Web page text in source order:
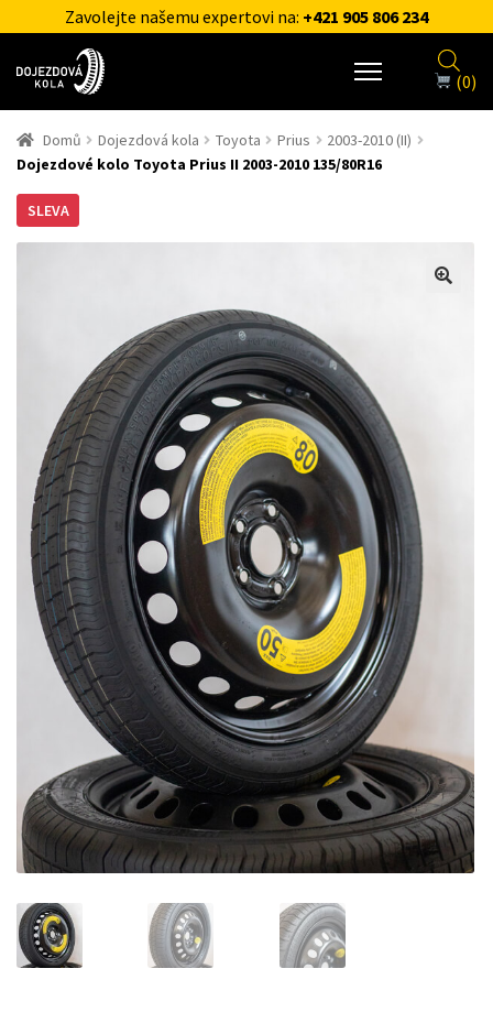
Zavolejte našemu expertovi na: +421 905 806 234
(0)
Domů Dojezdová kola Toyota Prius
2003-2010 (II)
Dojezdové kolo Toyota Prius II 2003-2010 135/80R16
SLEVA